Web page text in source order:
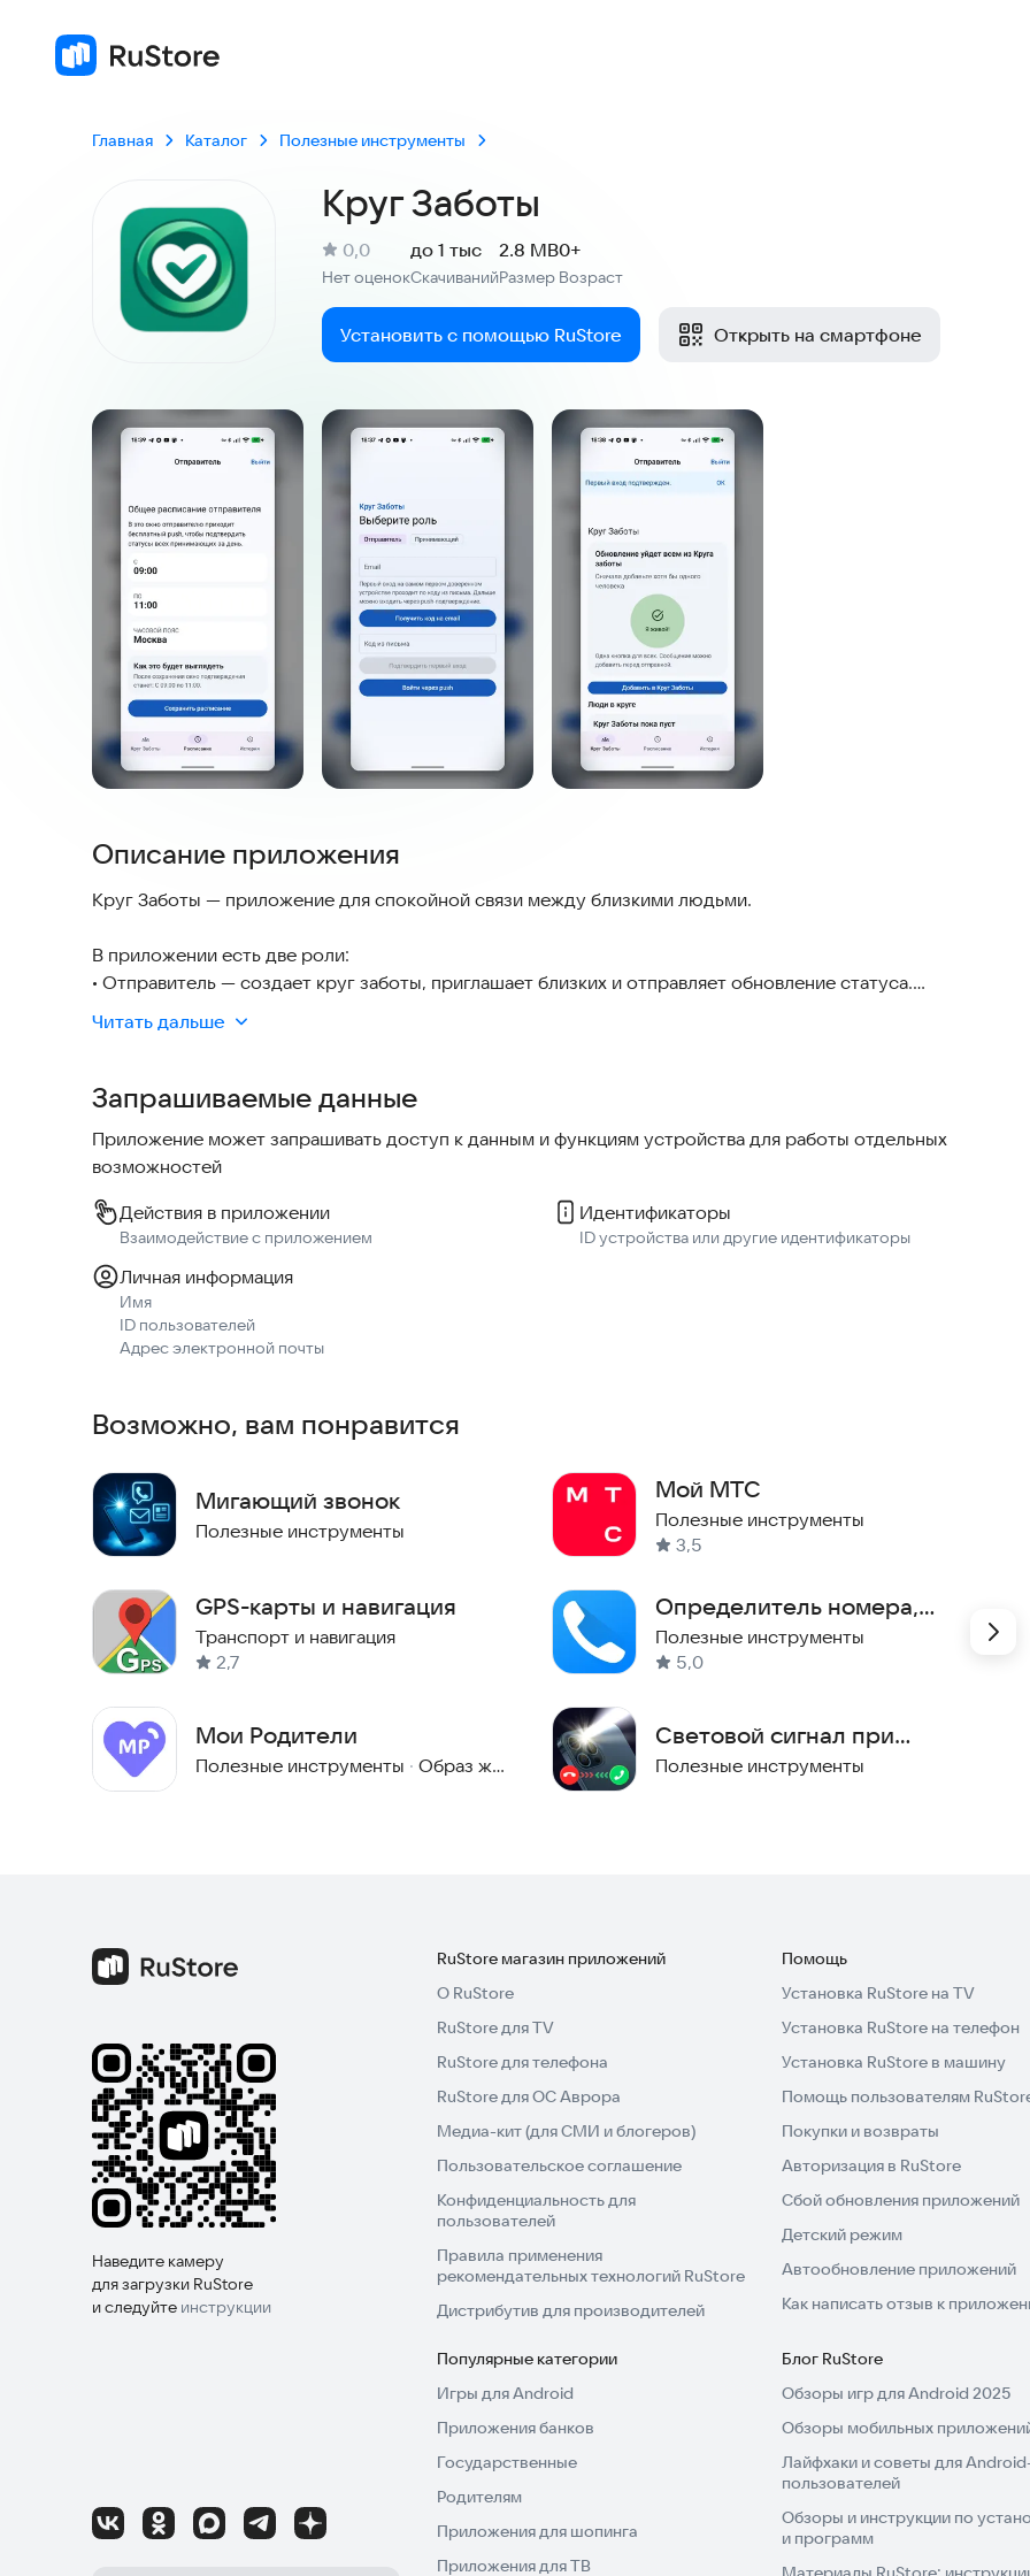
Главная Каталог Полезные инструменты
Круг Заботы
Рейтинг:
0,0
Нет оценокСкачиваний
до 1 тыс
Размер
2.8 MB
Возраст
0+
Установить с помощью RuStore Открыть на смартфоне
Скриншоты
Описание приложения
Круг Заботы — приложение для спокойной связи между близкими людьми.
В приложении есть две роли:
• Отправитель — создает круг заботы, приглашает близких и отправляет обновление статуса.
• Принимающий — получает push-уведомления и видит историю подтверждений.
• вход по email с кодом подтверждения;
• безопасная привязка устройств;
• приглашение участников в Круг Заботы;
• отправка статуса «Я живой!» сразу всем участникам круга;
• необязательное текстовое сообщение к обновлению статуса;
• история событий и подтверждений;
• push-уведомления для быстрой связи.
Приложение подходит для семейного использования, когда важно быстро и понятно сообщить
Читать дальше
Запрашиваемые данные
Приложение может запрашивать доступ к данным и функциям устройства для работы отдельных
возможностей
Действия в приложении
Взаимодействие с приложением
Идентификаторы
ID устройства или другие идентификаторы
Личная информация
Имя
ID пользователей
Адрес электронной почты
Возможно, вам понравится
Мигающий звонок
Полезные инструменты
GPS-карты и навигация
Транспорт и навигация
2,7
Мои Родители
Полезные инструменты · Образ жизни
Мой МТС
Полезные инструменты
3,5
Определитель номера,
блокировка
Полезные инструменты
5,0
Световой сигнал при
звонке
Полезные инструменты
Наведите камеру
для загрузки RuStore
и следуйте инструкции
RuStore магазин приложений
О RuStore
RuStore для TV
RuStore для телефона
RuStore для ОС Аврора
Медиа-кит (для СМИ и блогеров)
Пользовательское соглашение
Конфиденциальность для
пользователей
Правила применения
рекомендательных технологий RuStore
Дистрибутив для производителей
Помощь
Установка RuStore на TV
Установка RuStore на телефон
Установка RuStore в машину
Помощь пользователям
Покупки и возвраты
Авторизация в RuStore
Сбой обновления приложений
Детский режим
Автообновление приложений
Как написать отзыв к
Популярные категории
Игры для Android
Приложения банков
Государственные
Родителям
Приложения для шопинга
Приложения для ТВ
Блог RuStore
Обзоры игр для Android 2025
Обзоры мобильных
Лайфхаки и советы для
пользователей
Обзоры и инструкции по
и программ